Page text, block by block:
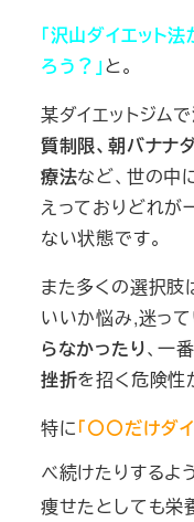
「沢山ダイエット
ろう？」と。
某ダイエットジム
質制限、朝バナナ
療法など、世の中
えっておりどれが
ない状態です。
また多くの選択肢
いいか悩み,迷っ
らなかったり、一
挫折を招く危険性
特に「〇〇だけダ
べ続けたりするよ
痩せたとしても栄